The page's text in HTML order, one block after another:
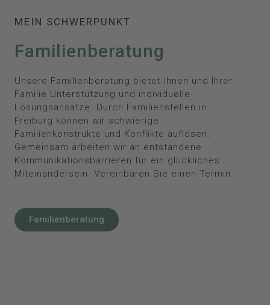
MEIN SCHWERPUNKT
Familienberatung
Unsere Familienberatung bietet Ihnen und Ihrer
Familie Unterstützung und individuelle
Lösungsansätze. Durch Familienstellen in
Freiburg können wir schwierige
Familienkonstrukte und Konflikte auflösen.
Gemeinsam arbeiten wir an entstandene
Kommunikationsbarrieren für ein glückliches
Miteinandersein. Vereinbaren Sie einen Termin.
Familienberatung